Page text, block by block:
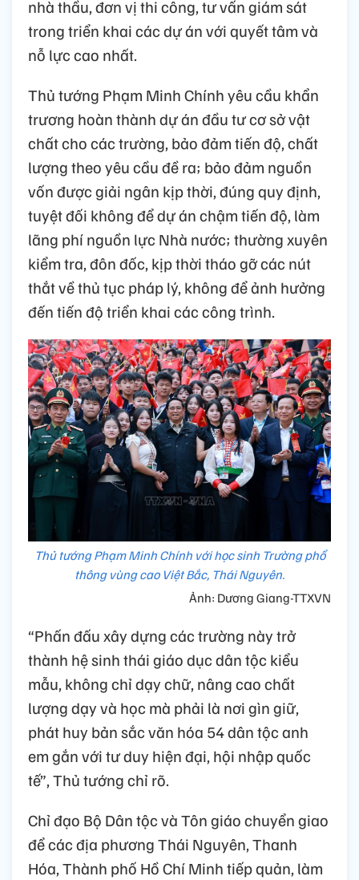
nhà thầu, đơn vị thi công, tư vấn giám sát
trong triển khai các dự án với quyết tâm và
nỗ lực cao nhất.
Thủ tướng Phạm Minh Chính yêu cầu khẩn
trương hoàn thành dự án đầu tư cơ sở vật
chất cho các trường, bảo đảm tiến độ, chất
lượng theo yêu cầu đề ra; bảo đảm nguồn
vốn được giải ngân kịp thời, đúng quy định,
tuyệt đối không để dự án chậm tiến độ, làm
lãng phí nguồn lực Nhà nước; thường xuyên
kiểm tra, đôn đốc, kịp thời tháo gỡ các nút
thắt về thủ tục pháp lý, không để ảnh hưởng
đến tiến độ triển khai các công trình.
Thủ tướng Phạm Minh Chính với học sinh Trường phổ
thông vùng cao Việt Bắc, Thái Nguyên.
Ảnh: Dương Giang-TTXVN
“Phấn đấu xây dựng các trường này trở
thành hệ sinh thái giáo dục dân tộc kiểu
mẫu, không chỉ dạy chữ, nâng cao chất
lượng dạy và học mà phải là nơi gìn giữ,
phát huy bản sắc văn hóa 54 dân tộc anh
em gắn với tư duy hiện đại, hội nhập quốc
tế”, Thủ tướng chỉ rõ.
Chỉ đạo Bộ Dân tộc và Tôn giáo chuyển giao
để các địa phương Thái Nguyên, Thanh
Hóa, Thành phố Hồ Chí Minh tiếp quản, làm